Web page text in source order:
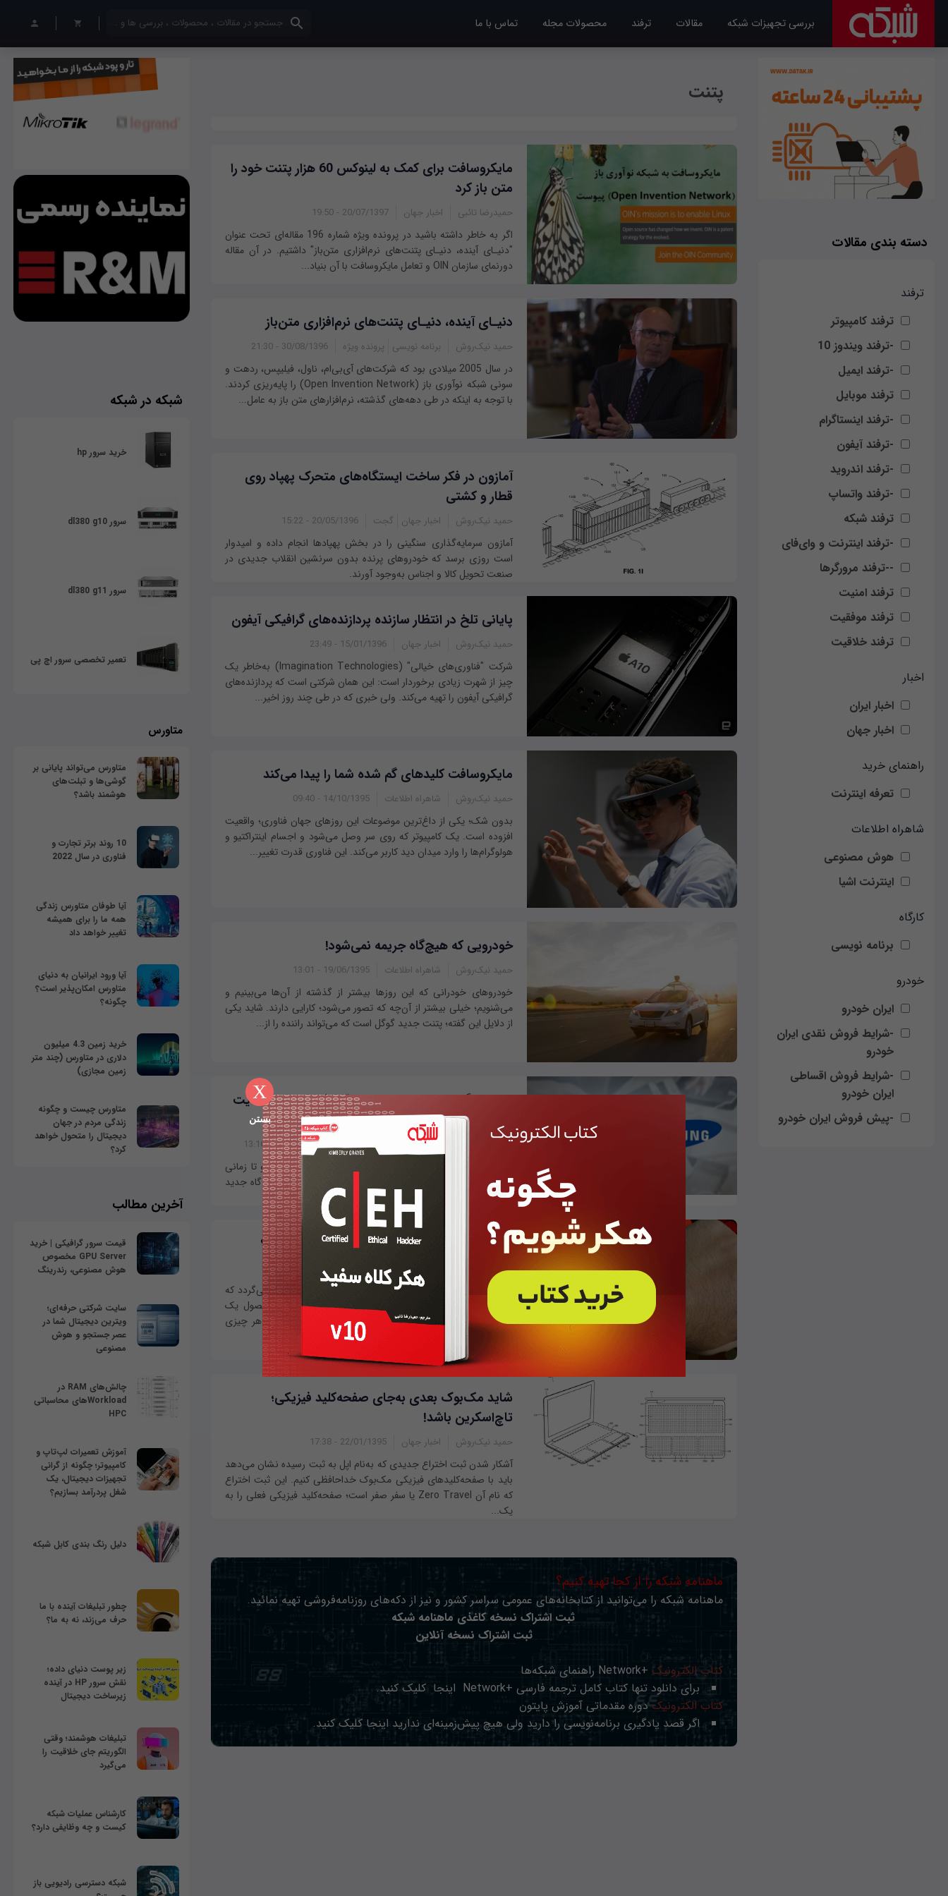
X
بستن
بررسی تجهیزات شبکه مقالات ترفند محصولات مجله تماس با ما کلمات کلیدی خود را وارد کنید
دسته بندی مقالات
ترفند
ترفند کامپیوتر
-ترفند ویندوز 10
-ترفند ایمیل
ترفند موبایل
-ترفند اینستاگرام
-ترفند آیفون
-ترفند اندروید
-ترفند واتساپ
ترفند شبکه
-ترفند اینترنت و وای‌فای
--ترفند مرورگرها
ترفند امنیت
ترفند موفقیت
ترفند خلاقیت
اخبار
اخبار ایران
اخبار جهان
راهنمای خرید
تعرفه اینترنت
شاهراه اطلاعات
هوش مصنوعی
اینترنت اشیا
کارگاه
برنامه نویسی
خودرو
ایران خودرو
-شرایط فروش نقدی ایران
خودرو
-شرایط فروش اقساطی
ایران خودرو
-پیش فروش ایران خودرو
پتنت
مایکروسافت برای کمک به لینوکس 60 هزار پتنت خود را
متن باز کرد
حمیدرضا تائبی اخبار جهان 20/07/1397 - 19:50
اگر به خاطر داشته باشید در پرونده ویژه شماره 196 مقاله‌ای تحت عنوان
"دنیـای آینده، دنیـای پتنت‌های نرم‌افزاری متن‌باز" داشتیم. در آن مقاله
دورنمای سازمان OIN و تعامل مایکروسافت با آن بنیاد...
دنیـای آینده، دنیـای پتنت‌های نرم‌افزاری متن‌باز
حمید نیک‌روش برنامه نویسی پرونده ویژه 30/08/1396 - 21:30
در سال 2005 میلادی بود که شرکت‌های آی‌بی‌ام، ناول، فیلیپس، ردهت و
سونی شبکه نوآوری باز (Open Invention Network) را پایه‌ریزی کردند.
با توجه به اینکه در طی دهه‌های گذشته، نرم‌افزارهای متن باز به عامل...
آمازون در فکر ساخت ایستگاه‌های متحرک پهپاد روی
قطار و کشتی
حمید نیک‌روش اخبار جهان گجت 20/05/1396 - 15:22
آمازون سرمایه‌گذاری سنگینی را در بخش پهپادها انجام داده و امیدوار
است روزی برسد که خودروهای پرنده بدون سرنشین انقلاب جدیدی در
صنعت تحویل کالا و اجناس به‌وجود آورند.
پایانی تلخ در انتظار سازنده پردازنده‌های گرافیکی آیفون
حمید نیک‌روش اخبار جهان 15/01/1396 - 23:49
شرکت "فناوری‌های خیالی" (Imagination Technologies) به‌خاطر یک
چیز از شهرت زیادی برخوردار است: این همان شرکتی است که پردازنده‌های
گرافیکی آیفون را تهیه می‌کند. ولی خبری که در طی چند روز اخیر...
مایکروسافت کلید‌های گم شده شما را پیدا می‌کند
حمید نیک‌روش شاهراه اطلاعات 14/10/1395 - 09:40
بدون شک؛ یکی از داغ‌ترین موضوعات این روزهای جهان فناوری؛ واقعیت
افزوده است. یک کامپیوتر که روی سر وصل می‌شود و اجسام اینتراکتیو و
هولوگرام‌ها را وارد میدان دید کاربر می‌کند. این فناوری قدرت تغییر...
خودرویی که هیچ‌گاه جریمه نمی‌شود!
حمید نیک‌روش شاهراه اطلاعات 19/06/1395 - 13:01
خودروهای خودرانی که این روزها بیشتر از گذشته از آ‌ن‌ها می‌بینیم و
می‌شنویم؛ خیلی بیشتر از آن‌چه که تصور می‌شود؛ کارایی دارند. شاید یکی
از دلایل این گفته؛ پتنت جدید گوگل است که می‌تواند راننده را از...
سامسونگ از هواوی به خاطر سرقت ثبت‌اختراع شکایت
بهنام علیمحمدی اخبار جهان شاهراه اطلاعات 03/05/1395 - 13:16
طرح شکایت سازندگان بزرگ از یکدیگر داستانی ادامه‌دار است و تا زمانی
که زمینه اتهام‌زنی فراهم باشد، همواره باید منتظر برپایی یک دادگاه جدید
فناورانه بود. مدت زمان زیادی از طرح شکایت بزرگترین سازنده...
آیا این پوشیدنی آینده ساعت‌های هوشمند است؟
حمید نیک روش شاهراه اطلاعات 27/02/1395 - 11:20
سامسونگ همیشه بعد از معرفی یک محصول به دنبال چیزی می‌گردد که
همه چشم‌ها را خیره کند. با این‌که عادت کرده‌ایم تا این محصول یک
اسمارت‌فون بزرگ‌تر و بهتر باشد؛ اما شرکت کره‌ای این روزها به هر چیزی
شاید مک‌بوک بعدی به‌جای صفحه‌کلید فیزیکی؛
تاچ‌اسکرین باشد!
حمید نیک‌روش اخبار جهان 22/01/1395 - 17:38
آشکار شدن ثبت اختراع جدیدی که به‌نام اپل به ثبت رسیده نشان می‌دهد
باید با صفحه‌کلیدهای فیزیکی مک‌بوک خداحافظی کنیم. این ثبت اختراع
که نام آن Zero Travel یا سفر صفر است؛ صفحه‌کلید فیزیکی فعلی را به
یک...
ماهنامه شبکه را از کجا تهیه کنیم؟
ماهنامه شبکه را می‌توانید از کتابخانه‌های عمومی سراسر کشور و نیز از دکه‌های روزنامه‌فروشی تهیه نمائید.
ثبت اشتراک نسخه کاغذی ماهنامه شبکه
ثبت اشتراک نسخه آنلاین
کتاب الکترونیک +Network راهنمای شبکه‌ها
برای دانلود تنها کتاب کامل ترجمه فارسی +Network
اینجا کلیک کنید.
کتاب الکترونیکدوره مقدماتی آموزش پایتون
اگر قصد یادگیری برنامه‌نویسی را دارید ولی هیچ پیش‌زمینه‌ای ندارید اینجا کلیک کنید.
شبکه در شبکه
خرید سرور hp
سرور dl380 g10
سرور dl380 g11
تعمیر تخصصی سرور اچ پی
متاورس
متاورس می‌تواند پایانی بر
گوشی‌ها و تبلت‌های
هوشمند باشد؟
10 روند برتر تجارت و
فناوری در سال 2022
آیا طوفان متاورس زندگی
همه ما را برای همیشه
تغییر خواهد داد
آیا ورود ایرانیان به دنیای
متاورس امکان‌پذیر است؟
چگونه؟
خرید زمین 4.3 میلیون
دلاری در متاورس (چند متر
زمین مجازی)
متاورس چیست و چگونه
زندگی مردم در جهان
دیجیتال را متحول خواهد
کرد؟
آخرین مطالب
قیمت سرور گرافیکی | خرید
GPU Server مخصوص
هوش مصنوعی، رندرینگ
سایت شرکتی حرفه‌ای؛
ویترین دیجیتال شما در
عصر جستجو و هوش
مصنوعی
چالش‌های RAM در
Workloadهای محاسباتی
HPC
آموزش تعمیرات لپ‌تاپ و
کامپیوتر؛ چگونه از گرانی
تجهیزات دیجیتال، یک
شغل پردرآمد بسازیم؟
دلیل رنگ بندی کابل شبکه
چطور تبلیغات آینده با ما
حرف می‌زند، نه به ما؟
زیر پوست دنیای داده؛
نقش سرور HP در آینده
زیرساخت دیجیتال
تبلیغات هوشمند؛ وقتی
الگوریتم جای خلاقیت را
می‌گیرد
کارشناس عملیات شبکه
کیست و چه وظایفی دارد؟
شبکه دسترسی رادیویی باز